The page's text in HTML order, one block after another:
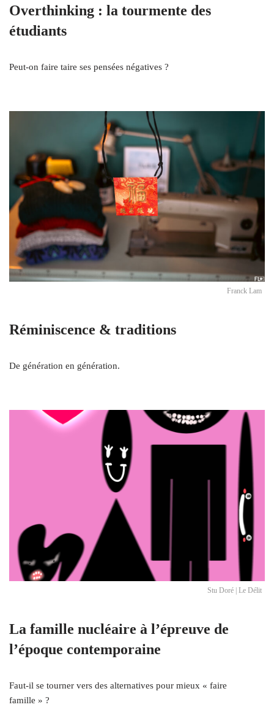
Overthinking : la tourmente des
étudiants
Peut-on faire taire ses pensées négatives ?
Franck Lam
Réminiscence & traditions
De génération en génération.
Stu Doré | Le Délit
La famille nucléaire à l’épreuve de
l’époque contemporaine
Faut-il se tourner vers des alternatives pour mieux « faire
famille » ?